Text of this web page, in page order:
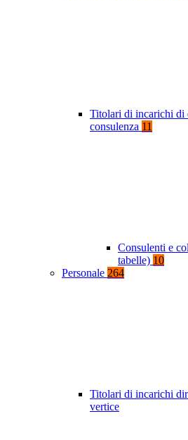
Titolari di incarichi di
consulenza 11
Consulenti e
tabelle) 10
Personale 264
Titolari di incarichi
vertice